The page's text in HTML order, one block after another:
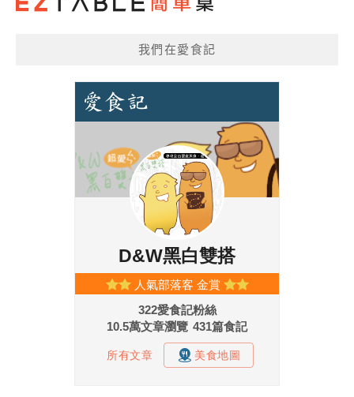
我們在愛食記